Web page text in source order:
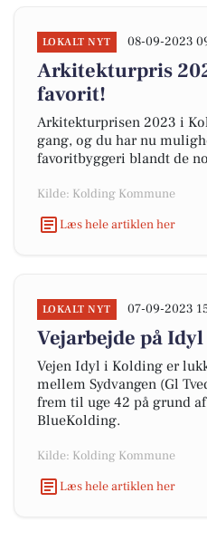
LOKALT NYT 08-09-2023
Arkitekturpris
favorit!
Arkitekturprisen 2023 i
gang, og du har nu
favoritbyggeri blandt de
Kilde: Kolding Kommune
Læs hele artiklen her
LOKALT NYT 07-09-2023
Vejarbejde på Idyl
Vejen Idyl i Kolding er
mellem Sydvangen (Gl
frem til uge 42 på grund
BlueKolding.
Kilde: Kolding Kommune
Læs hele artiklen her